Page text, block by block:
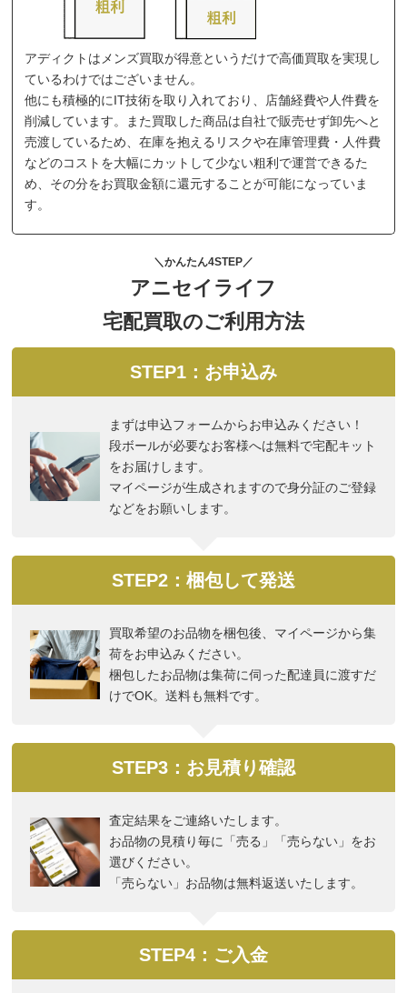
アディクトはメンズ買取が得意というだけで高価買取を実現し
ているわけではございません。
他にも積極的にIT技術を取り入れており、店舗経費や人件費を
削減しています。また買取した商品は自社で販売せず卸先へと
売渡しているため、在庫を抱えるリスクや在庫管理費・人件費
などのコストを大幅にカットして少ない粗利で運営できるた
め、その分をお買取金額に還元することが可能になっていま
す。
＼かんたん4STEP／
アニセイライフ
宅配買取のご利用方法
STEP1：お申込み
まずは申込フォームからお申込みください！
段ボールが必要なお客様へは無料で宅配キット
をお届けします。
マイページが生成されますので身分証のご登録
などをお願いします。
STEP2：梱包して発送
買取希望のお品物を梱包後、マイページから集
荷をお申込みください。
梱包したお品物は集荷に伺った配達員に渡すだ
けでOK。送料も無料です。
STEP3：お見積り確認
査定結果をご連絡いたします。
お品物の見積り毎に「売る」「売らない」をお
選びください。
「売らない」お品物は無料返送いたします。
STEP4：ご入金